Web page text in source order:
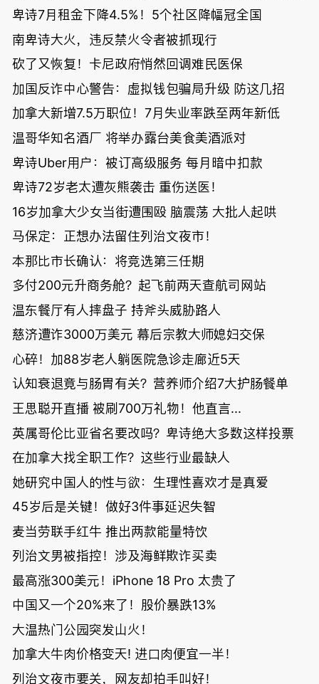
卑诗7月租金下降4.5%！5个社区降幅冠全国
南卑诗大火，违反禁火令者被抓现行
砍了又恢复！卡尼政府悄然回调难民医保
加国反诈中心警告：虚拟钱包骗局升级 防这几招
加拿大新增7.5万职位！7月失业率跌至两年新低
温哥华知名酒厂 将举办露台美食美酒派对
卑诗Uber用户：被订高级服务 每月暗中扣款
卑诗72岁老太遭灰熊袭击 重伤送医！
16岁加拿大少女当街遭围殴 脑震荡 大批人起哄
马保定：正想办法留住列治文夜市！
本那比市长确认：将竞选第三任期
多付200元升商务舱？起飞前两天查航司网站
温东餐厅有人摔盘子 持斧头威胁路人
慈济遭诈3000万美元 幕后宗教大师媳妇交保
心碎！加88岁老人躺医院急诊走廊近5天
认知衰退竟与肠胃有关？营养师介绍7大护肠餐单
王思聪开直播 被刷700万礼物！他直言...
英属哥伦比亚省名要改吗？卑诗绝大多数这样投票
在加拿大找全职工作？这些行业最缺人
她研究中国人的性与欲：生理性喜欢才是真爱
45岁后是关键！做好3件事延迟失智
麦当劳联手红牛 推出两款能量特饮
列治文男被指控！涉及海鲜欺诈买卖
最高涨300美元！iPhone 18 Pro 太贵了
中国又一个20%来了！股价暴跌13%
大温热门公园突发山火！
加拿大牛肉价格变天! 进口肉便宜一半！
列治文夜市要关，网友却拍手叫好！